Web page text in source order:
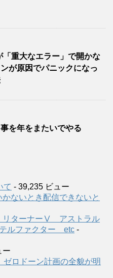
重大なエラー」で開かな
が原因でパニックになっ
を年をまたいでやる
て - 39,235 ビュー
ないとき配信できないと
ターナーⅤ アストラル
ルファクター etc -
ー
ロドーン計画の全貌が明